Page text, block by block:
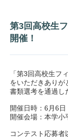
第3回高校生
開催！
「第3回高校生フ
をいただきありが
書類選考を通過し
開催日時：6月6
開催会場：本学
コンテスト応募